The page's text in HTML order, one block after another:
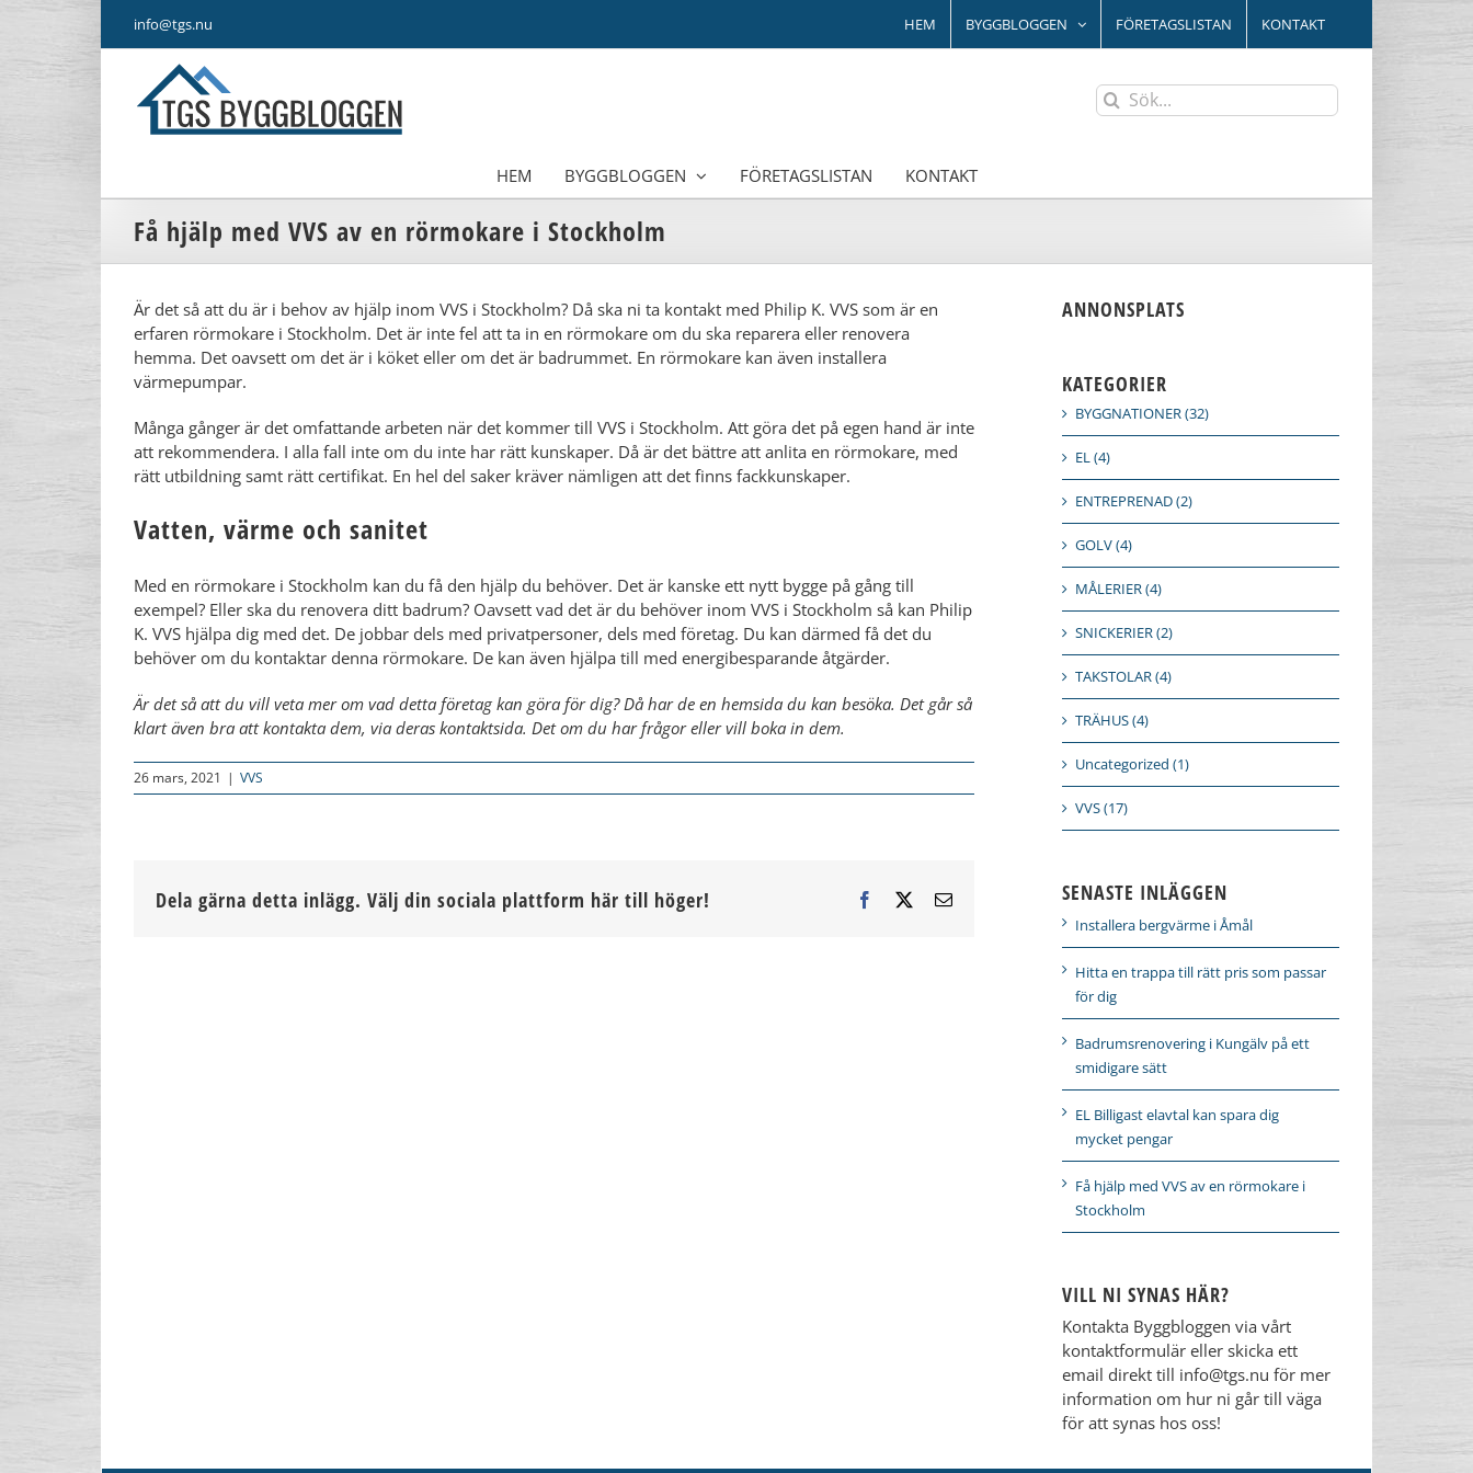
innehållet
info@tgs.nu HEM BYGGBLOGGEN FÖRETAGSLISTAN KONTAKT
Sök
efter:
HEM BYGGBLOGGEN FÖRETAGSLISTAN KONTAKT
Få hjälp med VVS av en rörmokare i Stockholm
Är det så att du är i behov av hjälp inom VVS i Stockholm​? Då ska ni ta kontakt med Philip K. VVS som är en
erfaren rörmokare i Stockholm. Det är inte fel att ta in en rörmokare om du ska reparera eller renovera
hemma. Det oavsett om det är i köket eller om det är badrummet. En rörmokare kan även installera
värmepumpar.
Många gånger är det omfattande arbeten när det kommer till VVS i Stockholm. Att göra det på egen hand är inte
att rekommendera. I alla fall inte om du inte har rätt kunskaper. Då är det bättre att anlita en rörmokare, med
rätt utbildning samt rätt certifikat. En hel del saker kräver nämligen att det finns fackkunskaper.
Vatten, värme och sanitet
​Med en rörmokare i Stockholm kan du få den hjälp du behöver. Det är kanske ett nytt bygge på gång till
exempel? Eller ska du renovera ditt badrum? Oavsett vad det är du behöver inom VVS i Stockholm ​så kan Philip
K. VVS hjälpa dig med det. De jobbar dels med privatpersoner, dels med företag. Du kan därmed få det du
behöver om du kontaktar denna rörmokare. De kan även hjälpa till med energibesparande åtgärder.
Är det så att du vill veta mer om vad detta företag kan göra för dig? Då har de en hemsida du kan besöka. Det går så
klart även bra att kontakta dem, via deras kontaktsida. Det om du har frågor eller vill boka in dem.
26 mars, 2021 | VVS
Dela gärna detta inlägg. Välj din sociala plattform här till höger! Facebook
E-
ANNONSPLATS
KATEGORIER
BYGGNATIONER (32)
EL (4)
ENTREPRENAD (2)
GOLV (4)
MÅLERIER (4)
SNICKERIER (2)
TAKSTOLAR (4)
TRÄHUS (4)
Uncategorized (1)
VVS (17)
SENASTE INLÄGGEN
Installera bergvärme i Åmål
Hitta en trappa till rätt pris som passar
för dig
Badrumsrenovering i Kungälv på ett
smidigare sätt
EL Billigast elavtal kan spara dig
mycket pengar
Få hjälp med VVS av en rörmokare i
Stockholm
VILL NI SYNAS HÄR?
Kontakta Byggbloggen via vårt
kontaktformulär eller skicka ett
email direkt till info@tgs.nu för mer
information om hur ni går till väga
för att synas hos oss!